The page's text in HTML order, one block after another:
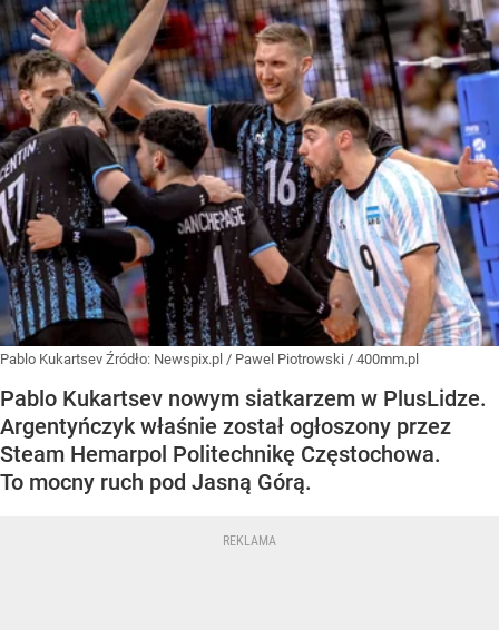
Pablo Kukartsev Źródło: Newspix.pl / Pawel Piotrowski / 400mm.pl
Pablo Kukartsev nowym siatkarzem w PlusLidze.
Argentyńczyk właśnie został ogłoszony przez
Steam Hemarpol Politechnikę Częstochowa.
To mocny ruch pod Jasną Górą.